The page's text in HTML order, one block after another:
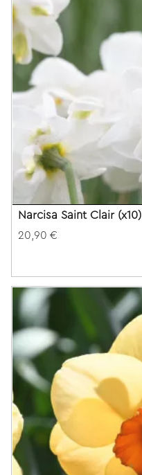
Narcisa Saint Clair (x10)
20,90 €